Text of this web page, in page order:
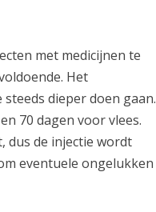
met medicijnen te
Het
dieper doen gaan.
70 dagen voor vlees.
dus de injectie wordt
eventuele ongelukken